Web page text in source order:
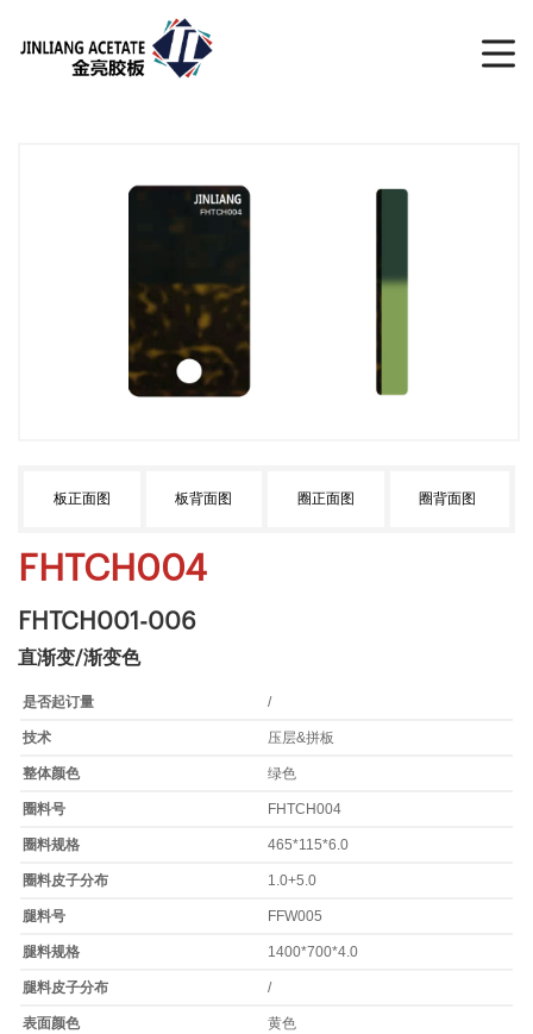
板正面图 板背面图 圈正面图 圈背面图
FHTCH004
FHTCH001-006
直渐变/渐变色
是否起订量 /
技术 压层&拼板
整体颜色 绿色
圈料号 FHTCH004
圈料规格 465*115*6.0
圈料皮子分布 1.0+5.0
腿料号 FFW005
腿料规格 1400*700*4.0
腿料皮子分布 /
表面颜色 黄色